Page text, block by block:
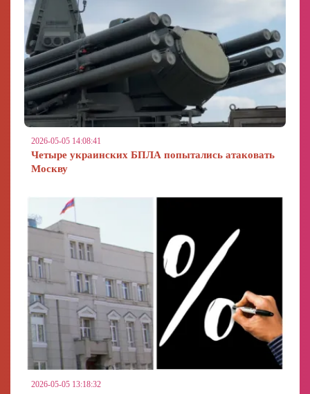
2026-05-05 14:08:41
Четыре украинских БПЛА попытались атаковать
Москву
2026-05-05 13:18:32